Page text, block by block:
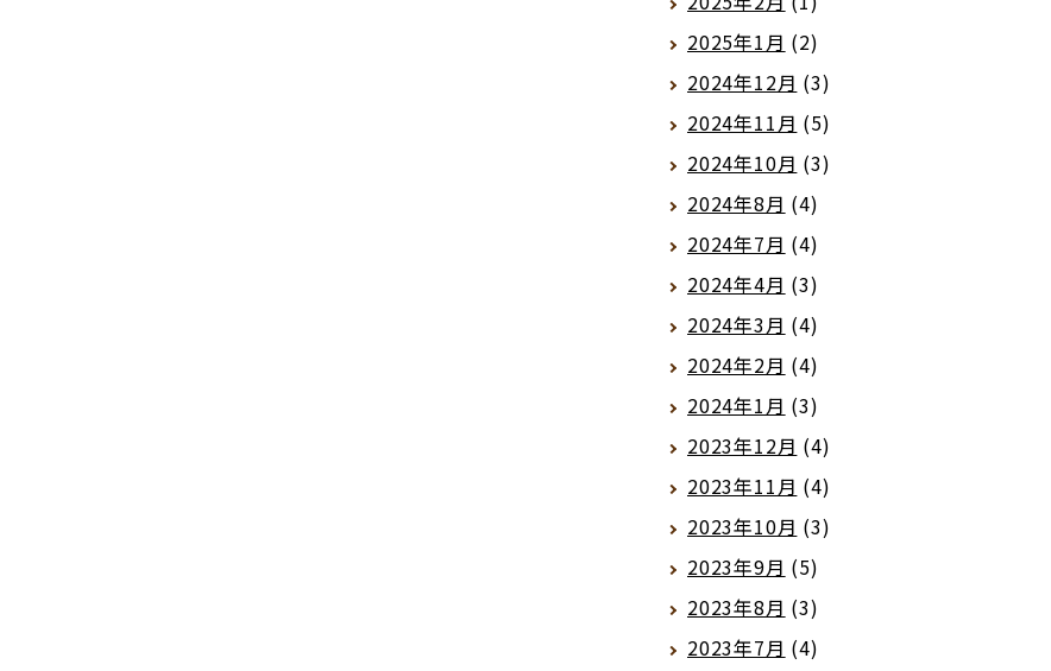
2025年1月 (2)
2024年12月 (3)
2024年11月 (5)
2024年10月 (3)
2024年8月 (4)
2024年7月 (4)
2024年4月 (3)
2024年3月 (4)
2024年2月 (4)
2024年1月 (3)
2023年12月 (4)
2023年11月 (4)
2023年10月 (3)
2023年9月 (5)
2023年8月 (3)
2023年7月 (4)